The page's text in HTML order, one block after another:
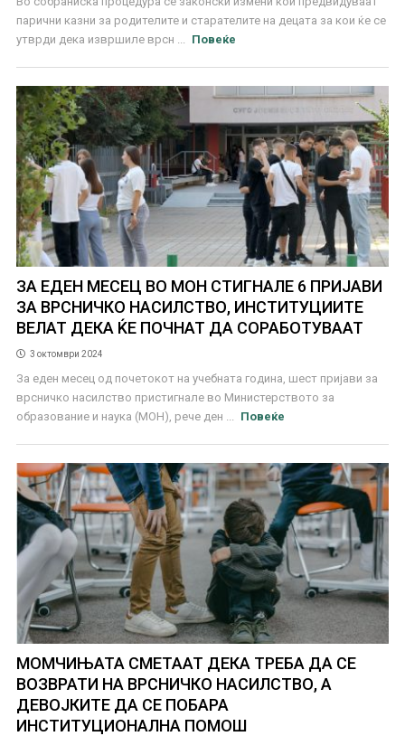
парични казни за родителите и старателите на децата за кои ќе се
утврди дека извршиле врсн ...
Повеќе
ЗА ЕДЕН МЕСЕЦ ВО МОН СТИГНАЛЕ 6 ПРИЈАВИ
ЗА ВРСНИЧКО НАСИЛСТВО, ИНСТИТУЦИИТЕ
ВЕЛАТ ДЕКА ЌЕ ПОЧНАТ ДА СОРАБОТУВААТ
3 октомври 2024
За еден месец од почетокот на учебната година, шест пријави за
врсничко насилство пристигнале во Министерството за
образование и наука (МОН), рече ден ...
Повеќе
МОМЧИЊАТА СМЕТААТ ДЕКА ТРЕБА ДА СЕ
ВОЗВРАТИ НА ВРСНИЧКО НАСИЛСТВО, А
ДЕВОЈКИТЕ ДА СЕ ПОБАРА
ИНСТИTУЦИОНАЛНА ПОМОШ